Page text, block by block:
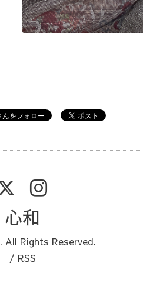
心和
. All Rights Reserved.
/ RSS